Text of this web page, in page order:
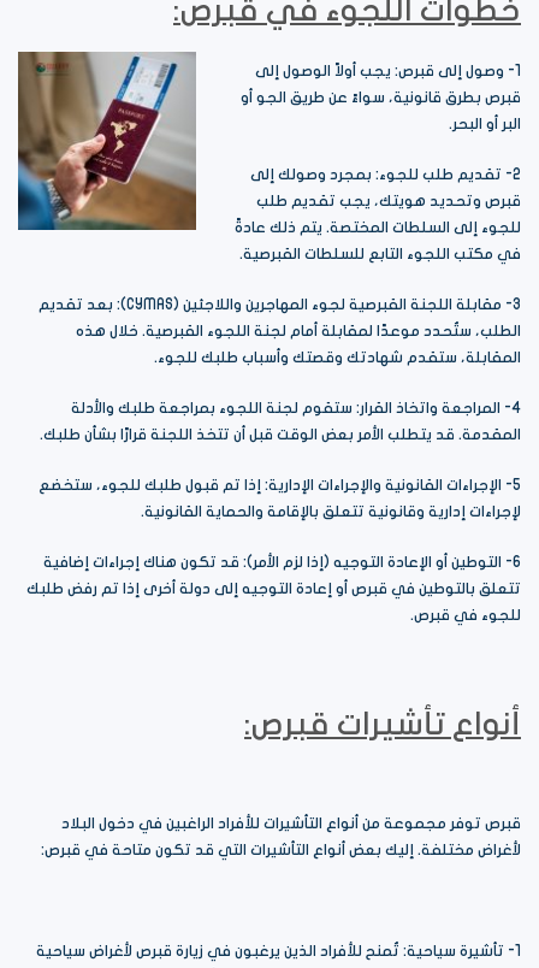
خطوات اللجوء في قبرص:
1- وصول إلى قبرص: يجب أولاً الوصول إلى
قبرص بطرق قانونية، سواءً عن طريق الجو أو
البر أو البحر.
2- تقديم طلب للجوء: بمجرد وصولك إلى
قبرص وتحديد هويتك، يجب تقديم طلب
للجوء إلى السلطات المختصة. يتم ذلك عادةً
في مكتب اللجوء التابع للسلطات القبرصية.
3- مقابلة اللجنة القبرصية لجوء المهاجرين واللاجئين (CYMAS): بعد تقديم
الطلب، ستُحدد موعدًا لمقابلة أمام لجنة اللجوء القبرصية. خلال هذه
المقابلة، ستقدم شهادتك وقصتك وأسباب طلبك للجوء.
4- المراجعة واتخاذ القرار: ستقوم لجنة اللجوء بمراجعة طلبك والأدلة
المقدمة. قد يتطلب الأمر بعض الوقت قبل أن تتخذ اللجنة قرارًا بشأن طلبك.
5- الإجراءات القانونية والإجراءات الإدارية: إذا تم قبول طلبك للجوء، ستخضع
لإجراءات إدارية وقانونية تتعلق بالإقامة والحماية القانونية.
6- التوطين أو الإعادة التوجيه (إذا لزم الأمر): قد تكون هناك إجراءات إضافية
تتعلق بالتوطين في قبرص أو إعادة التوجيه إلى دولة أخرى إذا تم رفض طلبك
للجوء في قبرص.
أنواع تأشيرات قبرص:
قبرص توفر مجموعة من أنواع التأشيرات للأفراد الراغبين في دخول البلاد
لأغراض مختلفة. إليك بعض أنواع التأشيرات التي قد تكون متاحة في قبرص:
1- تأشيرة سياحية: تُمنح للأفراد الذين يرغبون في زيارة قبرص لأغراض سياحية